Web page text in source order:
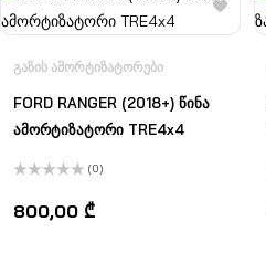
ᲒᲐᲖᲘᲡ ᲐᲛᲝᲠᲢᲘᲖᲐᲢᲝᲠᲔᲑᲘ
FORD RANGER (2018+) წინა
ამორტიზატორი TRE4x4
0,
5-
(0)
800,00 ₾